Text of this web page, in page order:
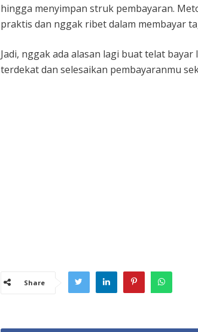
hingga menyimpan struk pembayaran.
praktis dan nggak ribet dalam membayar
Jadi, nggak ada alasan lagi buat telat
terdekat dan selesaikan pembayaranmu
Share